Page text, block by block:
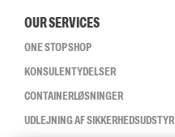
OUR SERVICES
ONE STOP SHOP
KONSULENTYDELSER
CONTAINERLØSNINGER
UDLEJNING AF SIKKERHEDSUDSTYR